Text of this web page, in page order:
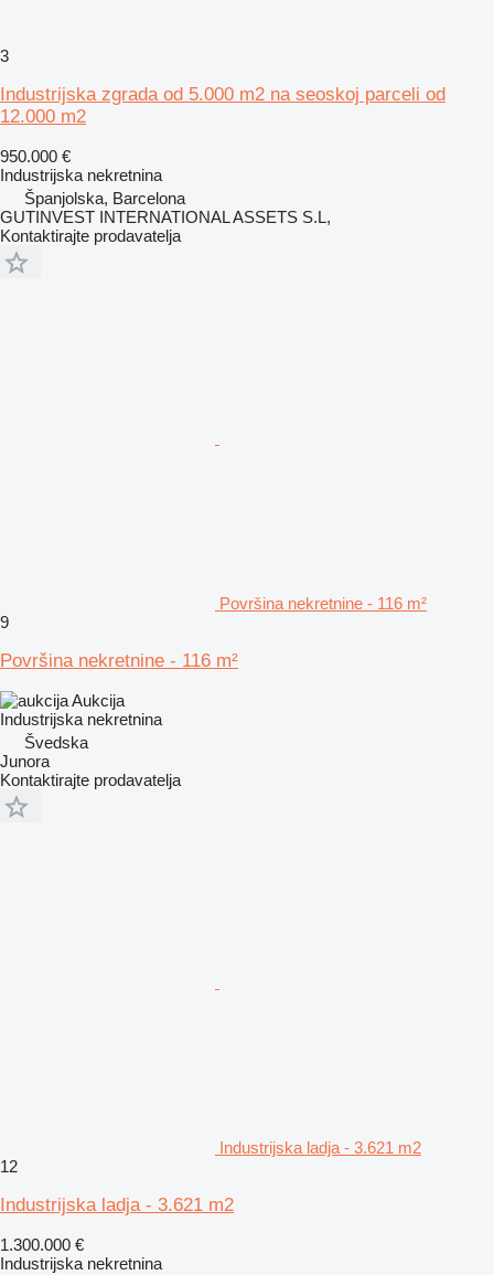
3
Industrijska zgrada od 5.000 m2 na seoskoj parceli od
12.000 m2
950.000 €
Industrijska nekretnina
Španjolska, Barcelona
GUTINVEST INTERNATIONAL ASSETS S.L,
Kontaktirajte prodavatelja
Površina nekretnine - 116 m²
9
Površina nekretnine - 116 m²
Aukcija
Industrijska nekretnina
Švedska
Junora
Kontaktirajte prodavatelja
Industrijska ladja - 3.621 m2
12
Industrijska ladja - 3.621 m2
1.300.000 €
Industrijska nekretnina